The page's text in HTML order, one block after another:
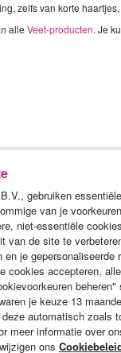
zelfs van korte
alle Veet-producten. Je
gebruiken
van je
niet-essentiële
van de site te
je gepersonaliseerde
cookies accepteren,
je keuze 13
automatisch zoals
meer informatie over
ons